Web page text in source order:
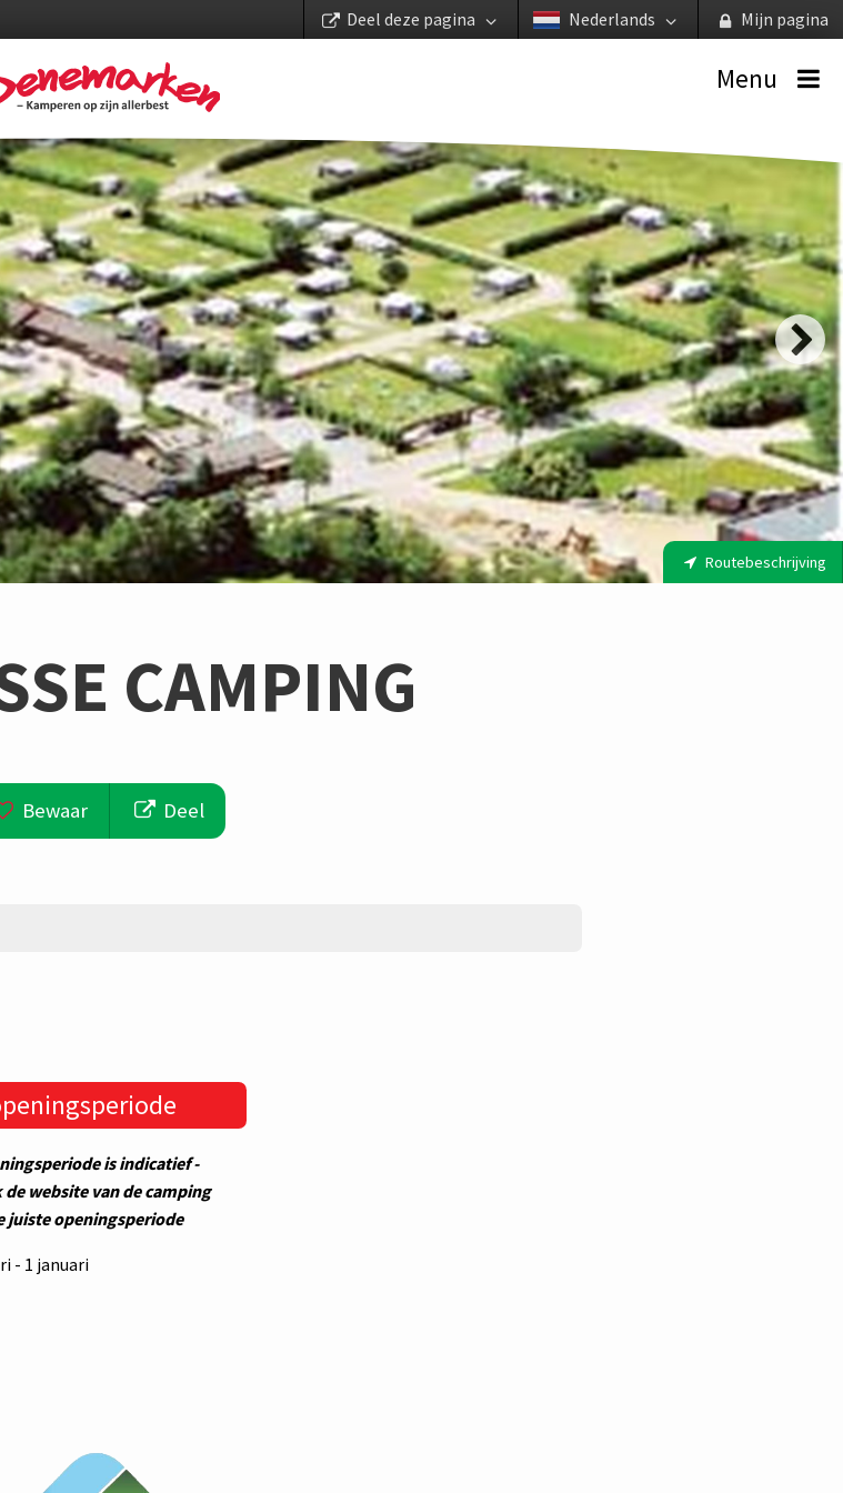
Mijn pagina
Nederlands
Deel deze pagina
Menu
Routebeschrijving
CAMPING
Bewaar Deel
is indicatief -
de website van de camping
juiste openingsperiode
- 1 januari